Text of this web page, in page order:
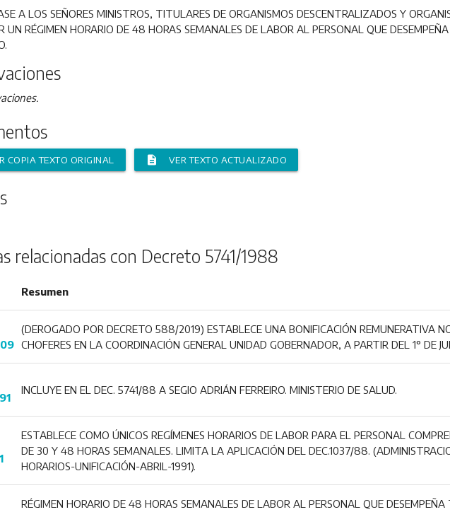
A LOS SEÑORES MINISTROS, TITULARES DE ORGANISMOS DESCENTRALI­ZADOS Y
UN RÉGIMEN HORARIO DE 48 HORAS SEMANALES DE LABOR AL PERSONAL QUE
COPIA TEXTO ORIGINAL description VER TEXTO ACTUALIZADO
relacionadas con Decreto 5741/1988
Resumen
(DEROGADO POR DECRETO 588/2019) ESTABLECE UNA BONIFICACIÓN REMUNERATIVA
CHOFERES EN LA COORDINACIÓN GENERAL UNIDAD GOBERNADOR, A PARTIR DEL 1° DE
INCLUYE EN EL DEC. 5741/88 A SEGIO ADRIÁN FERREIRO. MINISTERIO DE SALUD.
ESTABLECE COMO ÚNICOS REGÍMENES HORARIOS DE LABOR PARA EL PERSONAL
DE 30 Y 48 HORAS SEMANALES. LIMITA LA APLICACIÓN DEL DEC.1037/88.
HORARIOS-UNIFICACIÓN-ABRIL-1991).
RÉGIMEN HORARIO DE 48 HORAS SEMANALES DE LABOR AL PERSONAL QUE